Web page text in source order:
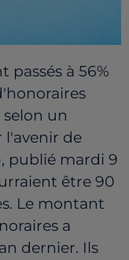
passés à 56%
un
l'avenir de
publié mardi 9
être 90
Le montant
a
dernier. Ils